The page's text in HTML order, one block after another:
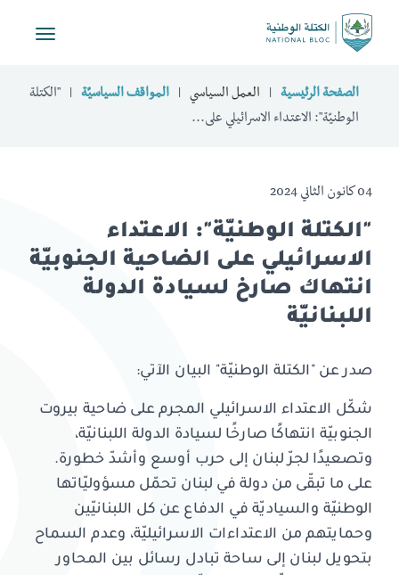
Toggle
الصفحة الرئيسية العمل السياسي المواقف السياسيّة
"الكتلة
الوطنيّة": الاعتداء الاسرائيلي على...
04 كانون الثاني 2024
"الكتلة الوطنيّة": الاعتداء
الاسرائيلي على الضاحية الجنوبيّة
انتهاك صارخ لسيادة الدولة
اللبنانيّة
صدر عن "الكتلة الوطنيّة" البيان الآتي:
شكّل الاعتداء الاسرائيلي المجرم على ضاحية بيروت
الجنوبيّة انتهاكًا صارخًا لسيادة الدولة اللبنانيّة،
وتصعيدًا لجرّ لبنان إلى حرب أوسع وأشدّ خطورة.
على ما تبقّى من دولة في لبنان تحمّل مسؤوليّاتها
الوطنيّة والسياديّة في الدفاع عن كل اللبنانيّين
وحمايتهم من الاعتداءات الاسرائيليّة، وعدم السماح
بتحويل لبنان إلى ساحة تبادل رسائل بين المحاور